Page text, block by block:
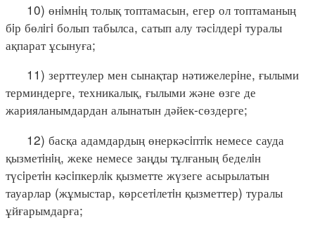
10) өнiмнiң толық топтамасын, егер ол топтаманың
бiр бөлiгi болып табылса, сатып алу тәсiлдерi туралы
ақпарат ұсынуға;
11) зерттеулер мен сынақтар нәтижелерiне, ғылыми
терминдерге, техникалық, ғылыми және өзге де
жарияланымдардан алынатын дәйек-сөздерге;
12) басқа адамдардың өнеркәсiптiк немесе сауда
қызметiнiң, жеке немесе заңды тұлғаның беделiн
түсiретiн кәсiпкерлiк қызметте жүзеге асырылатын
тауарлар (жұмыстар, көрсетiлетiн қызметтер) туралы
ұйғарымдарға;